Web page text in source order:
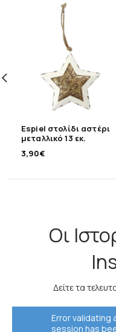
Espiel στολίδι αστέρι
μεταλλικό 13 εκ.
3,90€
Οι
Δείτε τα
Error validating
session has